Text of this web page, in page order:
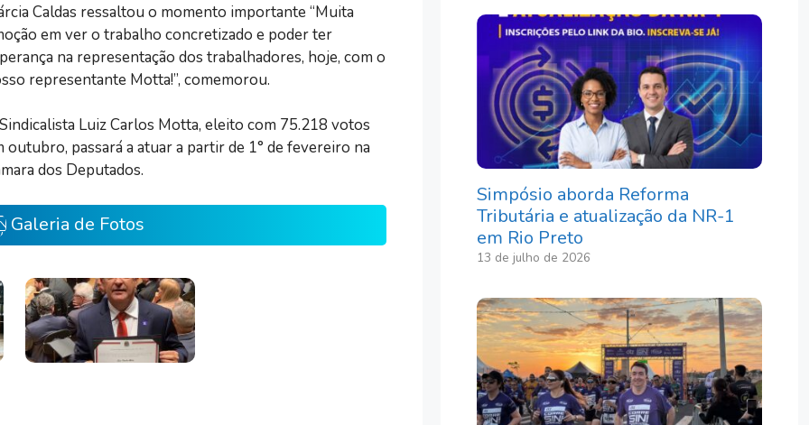
Caldas ressaltou o momento importante “Muita
em ver o trabalho concretizado e poder ter
na representação dos trabalhadores, hoje, com o
representante Motta!”, comemorou.
Luiz Carlos Motta, eleito com 75.218 votos
outubro, passará a atuar a partir de 1° de fevereiro na
dos Deputados.
Galeria de Fotos
Simpósio aborda Reforma
Tributária e atualização da NR-1
em Rio Preto
13 de julho de 2026